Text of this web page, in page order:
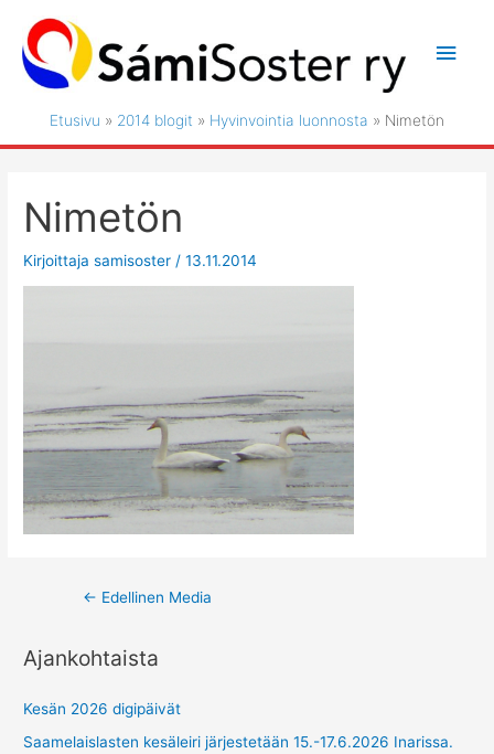
sisältöön
Etusivu 2014 blogit Hyvinvointia luonnosta Nimetön
Nimetön
Kirjoittajasamisoster /13.11.2014
Post← Edellinen Media
Ajankohtaista
Kesän 2026 digipäivät
Saamelaislasten kesäleiri järjestetään 15.-17.6.2026 Inarissa.